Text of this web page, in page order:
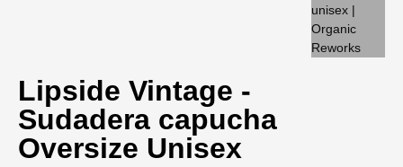
Lipside Vintage -
Sudadera capucha
Oversize Unisex